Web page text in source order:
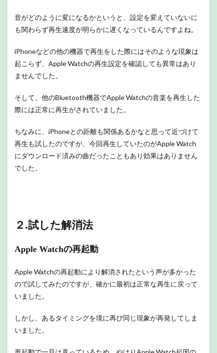
音がどのように変になるかというと、設定を変えていないに
も関わらず再生速度が明らかに遅くなっているんですよね。
iPhoneなどの他の機器で再生をした際にはそのような現象は
起こらず、Apple Watchの再生設定を確認しても異常はあり
ませんでした。
そして、他のBluetooth機器でApple Watchの音楽を再生した
際には正常に再生がされていました。
ちなみに、iPhoneとの距離も関係あるかなと思って近づけて
再生も試したのですが、今回再生していたのがApple Watch
にダウンロード済みの曲だったこともあり効果はありません
でした。
２.試した解消法
Apple Watchの再起動
Apple Watchの再起動により解消されたという声が多かった
ので試してみたのですが、確かに最初は正常な再生に戻って
いました。
しかし、あるタイミングを境に再び同じ現象が再発してしま
いました。